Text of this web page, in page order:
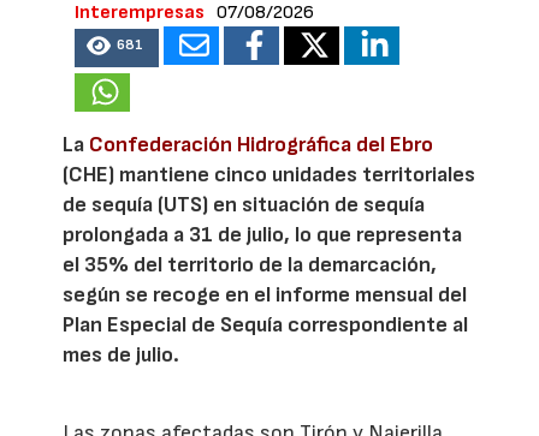
Interempresas
07/08/2026
681
La Confederación Hidrográfica del Ebro
(CHE) mantiene cinco unidades territoriales
de sequía (UTS) en situación de sequía
prolongada a 31 de julio, lo que representa
el 35% del territorio de la demarcación,
según se recoge en el informe mensual del
Plan Especial de Sequía correspondiente al
mes de julio.